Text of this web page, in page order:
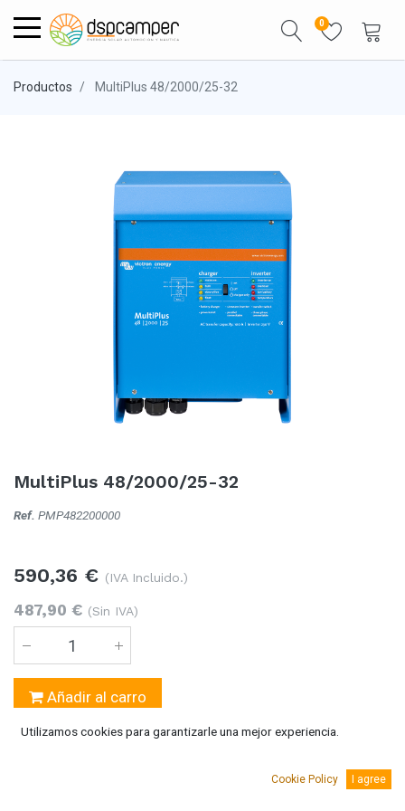
0
Productos MultiPlus 48/2000/25-32
MultiPlus 48/2000/25-32
Ref. PMP482200000
590,36 € (IVA Incluido.)
487,90 € (Sin IVA)
Añadir al carro
Temporalmente sin existencias
Se puede solicitar bajo pedido 5-10 días laborables
Utilizamos cookies para garantizarle una mejor experiencia.
Cookie Policy I agree